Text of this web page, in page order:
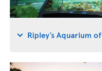
Ripley’s Aquarium